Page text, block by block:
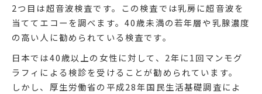
2つ目は超音波検査です。この検査では乳房に超音波を
当ててエコーを調べます。40歳未満の若年層や乳腺濃度
の高い人に勧められている検査です。
日本では40歳以上の女性に対して、2年に1回マンモグ
ラフィによる検診を受けることが勧められています。
しかし、厚生労働省の平成28年国民生活基礎調査によ